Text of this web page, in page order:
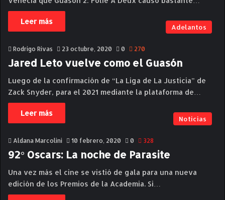
Leer más
Adelantos
Rodrigo Rivas 23 octubre, 2020 0 270
Jared Leto vuelve como el Guasón
Luego de la confirmación de “La Liga de La Justicia” de
Zack Snyder, para el 2021 mediante la plataforma de…
Leer más
Noticias
Aldana Marcolini 10 febrero, 2020 0 328
92° Oscars: La noche de Parasite
Una vez más el cine se vistió de gala para una nueva
edición de los Premios de la Academia. Si…